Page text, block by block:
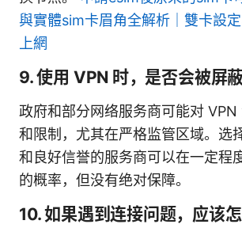
與實體sim卡眉角全解析｜雙卡設
上網
9. 使用 VPN 时，是否会被屏
政府和部分网络服务商可能对 VPN
和限制，尤其在严格监管区域。选
和良好信誉的服务商可以在一定程
的概率，但没有绝对保障。
10. 如果遇到连接问题，应该怎